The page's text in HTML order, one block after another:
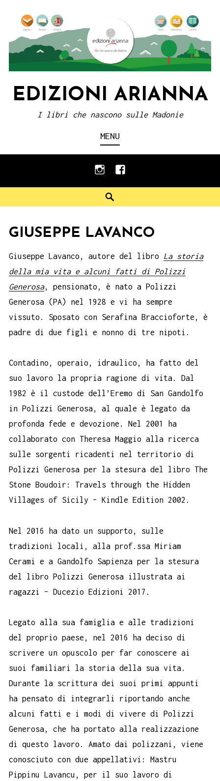
content
EDIZIONI ARIANNA
I libri che nascono sulle Madonie
MENU
instagramfacebook
GIUSEPPE LAVANCO
Giuseppe Lavanco, autore del libro La storia
della mia vita e alcuni fatti di Polizzi
Generosa, pensionato, è nato a Polizzi
Generosa (PA) nel 1928 e vi ha sempre
vissuto. Sposato con Serafina Braccioforte, è
padre di due figli e nonno di tre nipoti.
Contadino, operaio, idraulico, ha fatto del
suo lavoro la propria ragione di vita. Dal
1982 è il custode dell’Eremo di San Gandolfo
in Polizzi Generosa, al quale è legato da
profonda fede e devozione. Nel 2001 ha
collaborato con Theresa Maggio alla ricerca
sulle sorgenti ricadenti nel territorio di
Polizzi Generosa per la stesura del libro The
Stone Boudoir: Travels through the Hidden
Villages of Sicily – Kindle Edition 2002.
Nel 2016 ha dato un supporto, sulle
tradizioni locali, alla prof.ssa Miriam
Cerami e a Gandolfo Sapienza per la stesura
del libro Polizzi Generosa illustrata ai
ragazzi – Ducezio Edizioni 2017.
Legato alla sua famiglia e alle tradizioni
del proprio paese, nel 2016 ha deciso di
scrivere un opuscolo per far conoscere ai
suoi familiari la storia della sua vita.
Durante la scrittura dei suoi primi appunti
ha pensato di integrarli riportando anche
alcuni fatti e i modi di vivere di Polizzi
Generosa, che ha portato alla realizzazione
di questo lavoro. Amato dai polizzani, viene
conosciuto con due appellativi: Mastru
Pippinu Lavancu, per il suo lavoro di